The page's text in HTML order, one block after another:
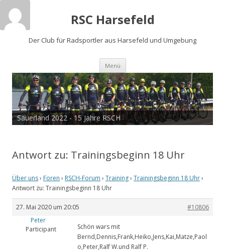
RSC Harsefeld
Der Club für Radsportler aus Harsefeld und Umgebung
Menü Zum
springen
Sauerland 2022 - 15 Jahre RSCH
Antwort zu: Trainingsbeginn 18 Uhr
Über uns› Foren › RSCH-Forum › Training› Trainingsbeginn 18 Uhr›
Antwort zu: Trainingsbeginn 18 Uhr
27. Mai 2020 um 20:05
#10806
Peter
Participant
Schön wars mit
Bernd,Dennis,Frank,Heiko,Jens,Kai,Matze,Paol
o,Peter,Ralf W.und Ralf P.